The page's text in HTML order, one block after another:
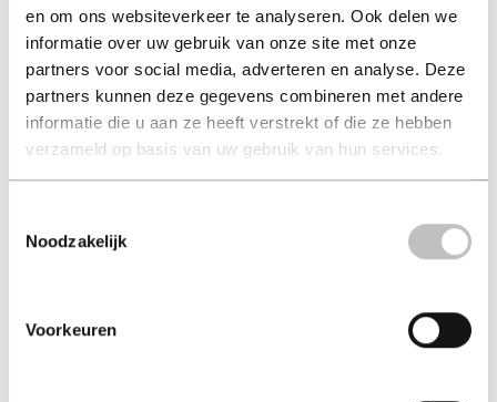
en om ons websiteverkeer te analyseren. Ook delen we
informatie over uw gebruik van onze site met onze
partners voor social media, adverteren en analyse. Deze
partners kunnen deze gegevens combineren met andere
informatie die u aan ze heeft verstrekt of die ze hebben
verzameld op basis van uw gebruik van hun services.
Noodzakelijk
Voorkeuren
De kleine Multatuli
(luisterboek)
klaartje groot
€ 9,99
Luisterboek - 2021
Les Risques De Naître
Homme AU 2... (ebook)
alvine alvine
€ 19,50
Ebook - 2026 - Frans